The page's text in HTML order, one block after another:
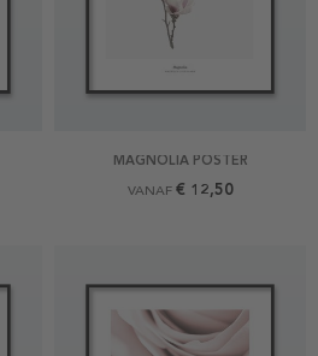
MAGNOLIA POSTER
VANAF € 12,50